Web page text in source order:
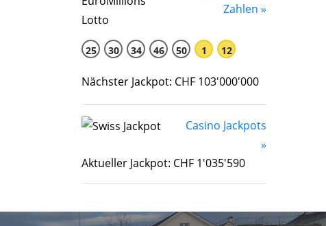
Zahlen »
25 30 34 46 50 1 12
Nächster Jackpot: CHF 103'000'000
Casino Jackpots
»
Aktueller Jackpot: CHF 1'035'590